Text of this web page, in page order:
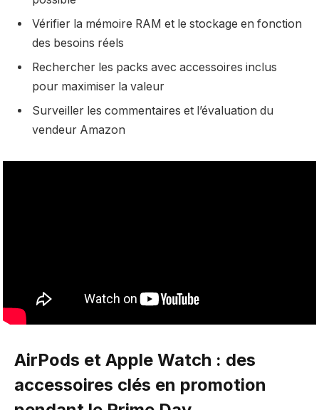
Vérifier la mémoire RAM et le stockage en fonction
des besoins réels
Rechercher les packs avec accessoires inclus
pour maximiser la valeur
Surveiller les commentaires et l’évaluation du
vendeur Amazon
AirPods et Apple Watch : des
accessoires clés en promotion